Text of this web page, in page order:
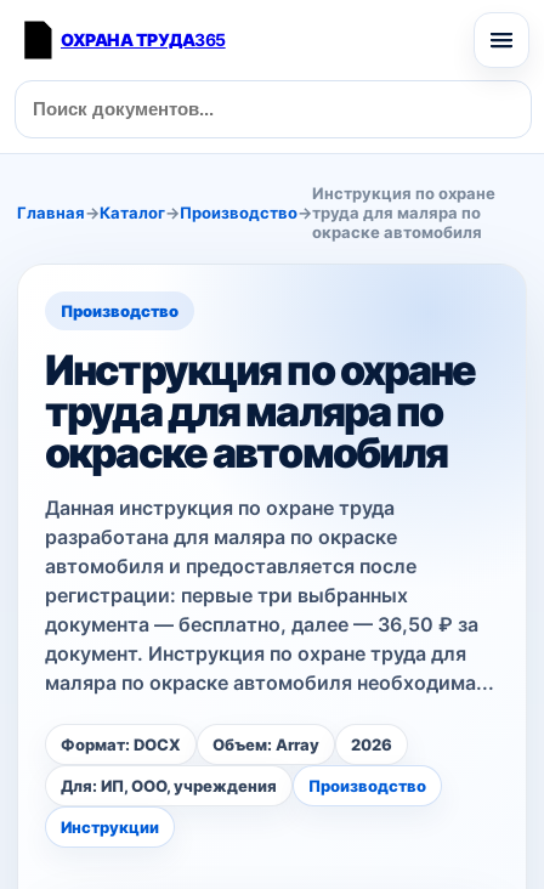
ОХРАНА ТРУДА365
Главная→Каталог→Производство→
Инструкция по охране
труда для маляра по
окраске автомобиля
Производство
Инструкция по охране
труда для маляра по
окраске автомобиля
Данная инструкция по охране труда
разработана для маляра по окраске
автомобиля и предоставляется после
регистрации: первые три выбранных
документа — бесплатно, далее — 36,50 ₽ за
документ. Инструкция по охране труда для
маляра по окраске автомобиля необходима...
Формат: DOCX Объем: Array 2026
Для: ИП, ООО, учреждения Производство
Инструкции